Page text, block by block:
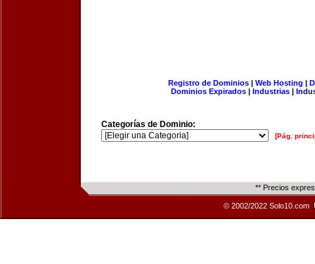
Registro de Dominios| Web Hosting |
Dominios Expirados | Industrias |
Categorías de Dominio:
[Pág.
** Precios
© 2002/2022 Solo10.com